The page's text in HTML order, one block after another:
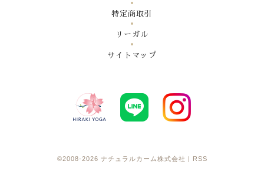
特定商取引
リーガル
サイトマップ
©2008-2026 ナチュラルカーム株式会社 RSS